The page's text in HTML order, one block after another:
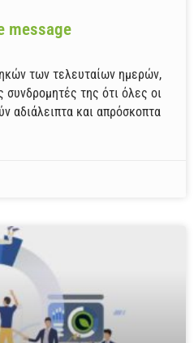
message
των τελευταίων ημερών,
της ότι όλες οι
αδιάλειπτα και απρόσκοπτα